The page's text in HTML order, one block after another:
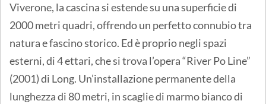
Viverone, la cascina si estende su una superficie di
2000 metri quadri, offrendo un perfetto connubio tra
natura e fascino storico. Ed è proprio negli spazi
esterni, di 4 ettari, che si trova l’opera “River Po Line”
(2001) di Long. Un’installazione permanente della
lunghezza di 80 metri, in scaglie di marmo bianco di